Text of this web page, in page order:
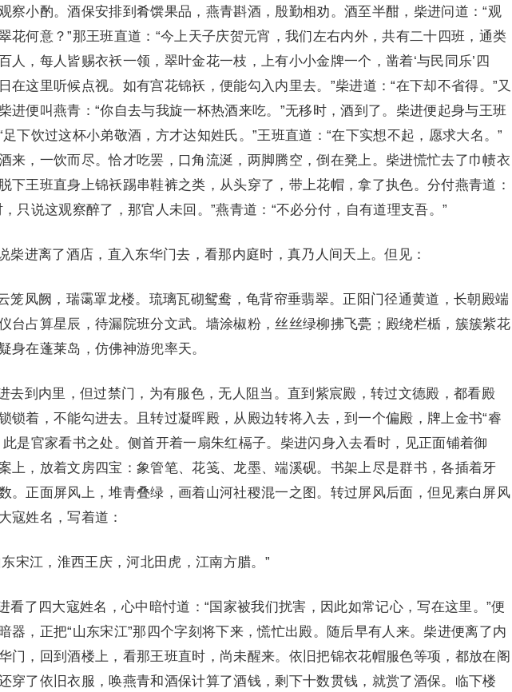
察小酌。酒保安排到肴馔果品，燕青斟酒，殷勤相劝。酒至半酣，柴进问道：“观
花何意？”那王班直道：“今上天子庆贺元宵，我们左右内外，共有二十四班，通类
人，每人皆赐衣袄一领，翠叶金花一枝，上有小小金牌一个，凿着‘与民同乐’四
在这里听候点视。如有宫花锦袄，便能勾入内里去。”柴进道：“在下却不省得。”又
进便叫燕青：“你自去与我旋一杯热酒来吃。”无移时，酒到了。柴进便起身与王班
足下饮过这杯小弟敬酒，方才达知姓氏。”王班直道：“在下实想不起，愿求大名。”
来，一饮而尽。恰才吃罢，口角流涎，两脚腾空，倒在凳上。柴进慌忙去了巾帻衣
下王班直身上锦袄踢串鞋裤之类，从头穿了，带上花帽，拿了执色。分付燕青道：
，只说这观察醉了，那官人未回。”燕青道：“不必分付，自有道理支吾。”
进离了酒店，直入东华门去，看那内庭时，真乃人间天上。但见：
凤阙，瑞霭罩龙楼。琉璃瓦砌鸳鸯，龟背帘垂翡翠。正阳门径通黄道，长朝殿端
台占算星辰，待漏院班分文武。墙涂椒粉，丝丝绿柳拂飞甍；殿绕栏楯，簇簇紫花
身在蓬莱岛，仿佛神游兜率天。
到内里，但过禁门，为有服色，无人阻当。直到紫宸殿，转过文德殿，都看殿
锁着，不能勾进去。且转过凝晖殿，从殿边转将入去，到一个偏殿，牌上金书“睿
此是官家看书之处。侧首开着一扇朱红槅子。柴进闪身入去看时，见正面铺着御
上，放着文房四宝：象管笔、花笺、龙墨、端溪砚。书架上尽是群书，各插着牙
。正面屏风上，堆青叠绿，画着山河社稷混一之图。转过屏风后面，但见素白屏风
寇姓名，写着道：
江，淮西王庆，河北田虎，江南方腊。”
了四大寇姓名，心中暗忖道：“国家被我们扰害，因此如常记心，写在这里。”便
器，正把“山东宋江”那四个字刻将下来，慌忙出殿。随后早有人来。柴进便离了内
门，回到酒楼上，看那王班直时，尚未醒来。依旧把锦衣花帽服色等项，都放在阁
穿了依旧衣服，唤燕青和酒保计算了酒钱，剩下十数贯钱，就赏了酒保。临下楼